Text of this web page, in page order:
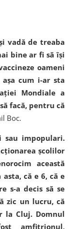
vadă de treaba
bine ar fi să își
oameni
cum i-ar sta
Mondiale a
facă, pentru că
Boc.
sau impopulari.
şcolilor
această
că e 6, că e
s-a decis să se
zic un lucru, că
la Cluj. Domnul
amfitrionul,